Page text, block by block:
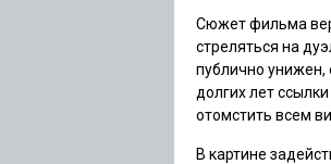
Сюжет фильма
стреляться на
публично унижен,
долгих лет
отомстить всем
В картине